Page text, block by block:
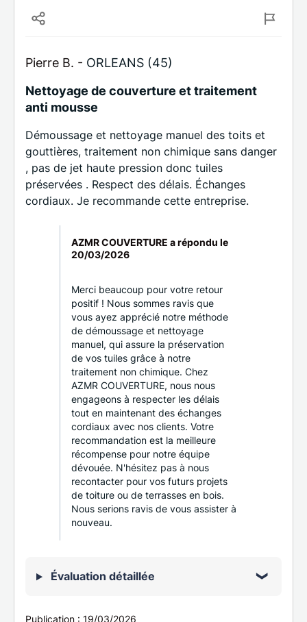
Pierre B. - ORLEANS (45)
Nettoyage de couverture et traitement
anti mousse
Démoussage et nettoyage manuel des toits et
gouttières, traitement non chimique sans danger
, pas de jet haute pression donc tuiles
préservées . Respect des délais. Échanges
cordiaux. Je recommande cette entreprise.
AZMR COUVERTURE a répondu le
20/03/2026
Merci beaucoup pour votre retour
positif ! Nous sommes ravis que
vous ayez apprécié notre méthode
de démoussage et nettoyage
manuel, qui assure la préservation
de vos tuiles grâce à notre
traitement non chimique. Chez
AZMR COUVERTURE, nous nous
engageons à respecter les délais
tout en maintenant des échanges
cordiaux avec nos clients. Votre
recommandation est la meilleure
récompense pour notre équipe
dévouée. N'hésitez pas à nous
recontacter pour vos futurs projets
de toiture ou de terrasses en bois.
Nous serions ravis de vous assister à
nouveau.
Évaluation détaillée
Publication : 19/03/2026